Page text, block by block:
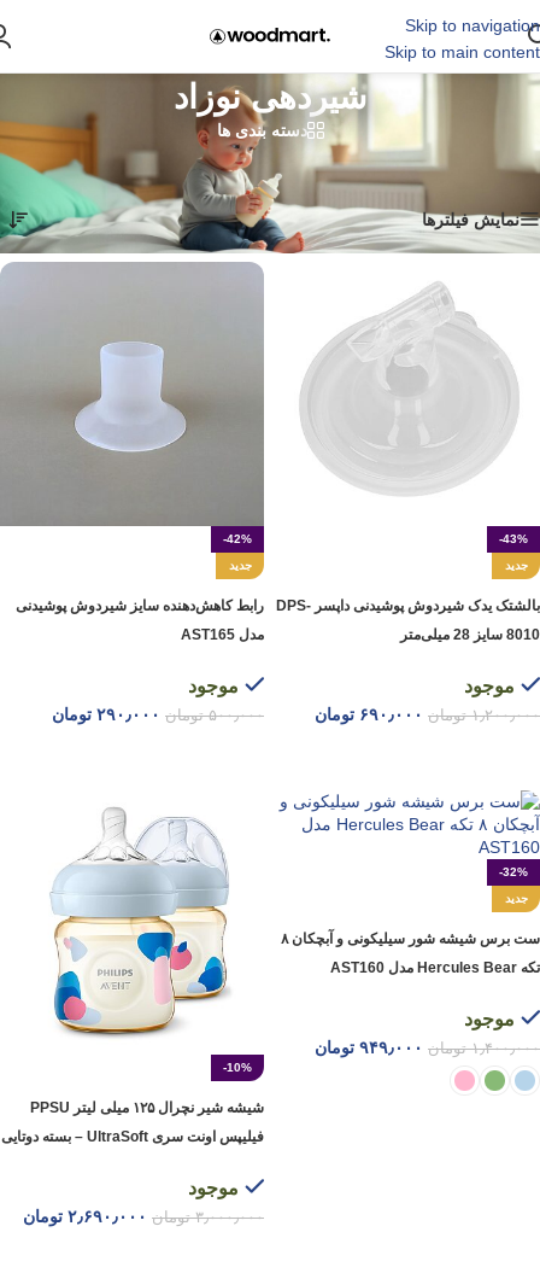
Skip to navigation
Skip to main content
شیردهی نوزاد
دسته بندی ها
خانه نمایش 1–24 از 180 نتیجه
نمایش فیلترها
-43%
جدید
بالشتک یدک شیردوش پوشیدنی داپسر DPS-
8010 سایز 28 میلی‌متر
موجود
۱٫۲۰۰٫۰۰۰ تومان ۶۹۰٫۰۰۰ تومان
-42%
جدید
رابط کاهش‌دهنده سایز شیردوش پوشیدنی
مدل AST165
موجود
۵۰۰٫۰۰۰ تومان ۲۹۰٫۰۰۰ تومان
-32%
جدید
ست برس شیشه شور سیلیکونی و آبچکان ۸
تکه Hercules Bear مدل AST160
موجود
۱٫۴۰۰٫۰۰۰ تومان ۹۴۹٫۰۰۰ تومان
-10%
شیشه شیر نچرال ۱۲۵ میلی لیتر PPSU
فیلیپس اونت سری UltraSoft – بسته دوتایی
موجود
۳٫۰۰۰٫۰۰۰ تومان ۲٫۶۹۰٫۰۰۰ تومان